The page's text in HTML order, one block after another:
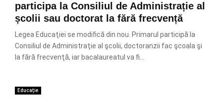
participa la Consiliul de Administrație al
școlii sau doctorat la fără frecvență
Legea Educaţiei se modifică din nou. Primarul participă la
Consiliul de Administraţie al şcolii, doctoranzii fac şcoala şi
la fără frecvenţă, iar bacalaureatul va fi...
Educație